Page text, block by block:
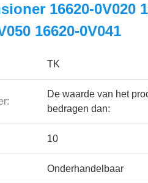
16620-0V020
16620-0V041
TK
De waarde van het
bedragen dan:
10
Onderhandelbaar